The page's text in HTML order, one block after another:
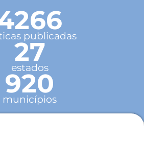
publicadas
27
estados
920
municípios